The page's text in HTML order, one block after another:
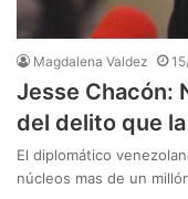
Magdalena Valdez
Jesse Chacón:
del delito que
El diplomático
núcleos mas de un